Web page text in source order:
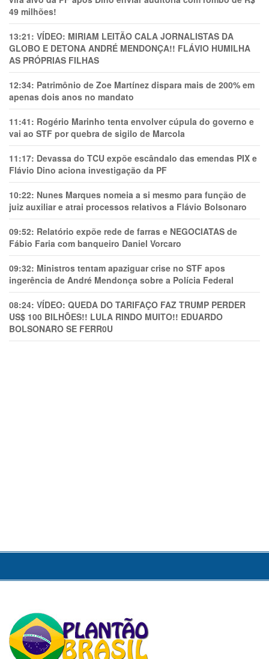
49 milhões!
13:21: VÍDEO: MIRIAM LEITÃO CALA JORNALISTAS DA
GLOBO E DETONA ANDRÉ MENDONÇA!! FLÁVIO HUMILHA
AS PRÓPRIAS FILHAS
12:34: Patrimônio de Zoe Martínez dispara mais de 200% em
apenas dois anos no mandato
11:41: Rogério Marinho tenta envolver cúpula do governo e
vai ao STF por quebra de sigilo de Marcola
11:17: Devassa do TCU expõe escândalo das emendas PIX e
Flávio Dino aciona investigação da PF
10:22: Nunes Marques nomeia a si mesmo para função de
juiz auxiliar e atrai processos relativos a Flávio Bolsonaro
09:52: Relatório expõe rede de farras e NEGOCIATAS de
Fábio Faria com banqueiro Daniel Vorcaro
09:32: Ministros tentam apaziguar crise no STF apos
ingerência de André Mendonça sobre a Polícia Federal
08:24: VÍDEO: QUEDA DO TARIFAÇO FAZ TRUMP PERDER
US$ 100 BILHÕES!! LULA RINDO MUITO!! EDUARDO
BOLSONARO SE FERR0U